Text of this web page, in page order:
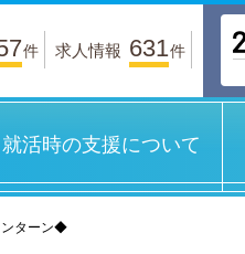
就活時の支援について
件 求人情報 631件
ンターン◆